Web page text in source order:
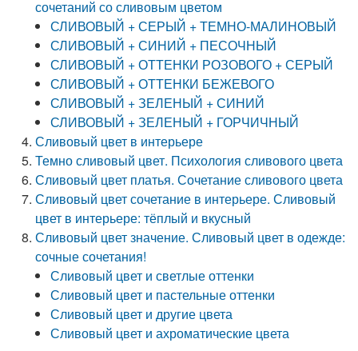
сочетаний со сливовым цветом
СЛИВОВЫЙ + СЕРЫЙ + ТЕМНО-МАЛИНОВЫЙ
СЛИВОВЫЙ + СИНИЙ + ПЕСОЧНЫЙ
СЛИВОВЫЙ + ОТТЕНКИ РОЗОВОГО + СЕРЫЙ
СЛИВОВЫЙ + ОТТЕНКИ БЕЖЕВОГО
СЛИВОВЫЙ + ЗЕЛЕНЫЙ + СИНИЙ
СЛИВОВЫЙ + ЗЕЛЕНЫЙ + ГОРЧИЧНЫЙ
Сливовый цвет в интерьере
Темно сливовый цвет. Психология сливового цвета
Сливовый цвет платья. Сочетание сливового цвета
Сливовый цвет сочетание в интерьере. Сливовый
цвет в интерьере: тёплый и вкусный
Сливовый цвет значение. Сливовый цвет в одежде:
сочные сочетания!
Сливовый цвет и светлые оттенки
Сливовый цвет и пастельные оттенки
Сливовый цвет и другие цвета
Сливовый цвет и ахроматические цвета